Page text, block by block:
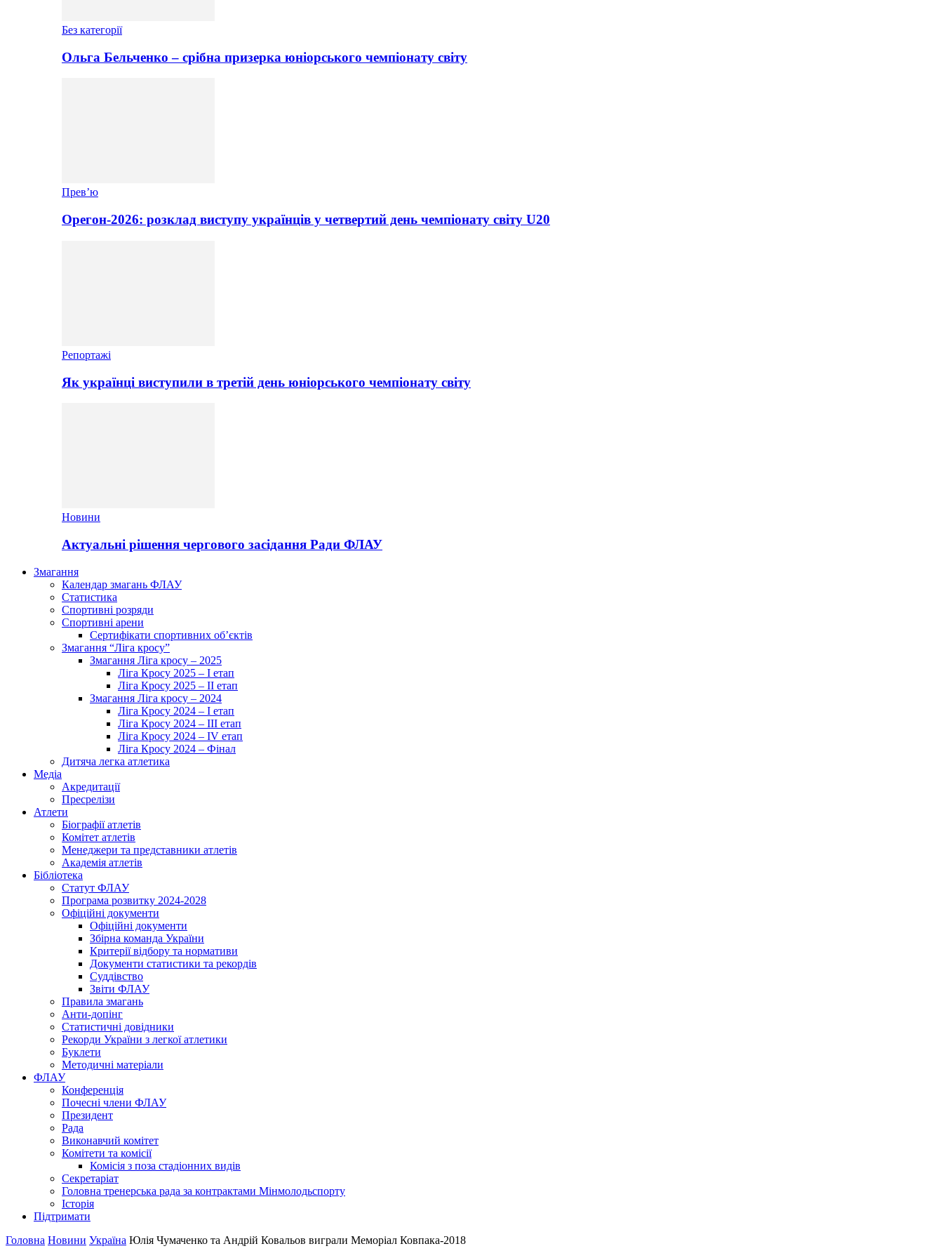
Без категорії
Ольга Бельченко – срібна призерка юніорського чемпіонату світу
Прев’ю
Орегон-2026: розклад виступу українців у четвертий день чемпіонату світу U20
Репортажі
Як українці виступили в третій день юніорського чемпіонату світу
Новини
Актуальні рішення чергового засідання Ради ФЛАУ
Змагання
Календар змагань ФЛАУ
Статистика
Спортивні розряди
Спортивні арени
Сертифікати спортивних об’єктів
Змагання “Ліга кросу”
Змагання Ліга кросу – 2025
Ліга Кросу 2025 – I етап
Ліга Кросу 2025 – II етап
Змагання Ліга кросу – 2024
Ліга Кросу 2024 – I етап
Ліга Кросу 2024 – III етап
Ліга Кросу 2024 – IV етап
Ліга Кросу 2024 – Фінал
Дитяча легка атлетика
Медіа
Акредитації
Пресрелізи
Атлети
Біографії атлетів
Комітет атлетів
Менеджери та представники атлетів
Академія атлетів
Бібліотека
Статут ФЛАУ
Програма розвитку 2024-2028
Офіційні документи
Офіційні документи
Збірна команда України
Критерії відбору та нормативи
Документи статистики та рекордів
Суддівство
Звіти ФЛАУ
Правила змагань
Анти-допінг
Статистичні довідники
Рекорди України з легкої атлетики
Буклети
Методичні матеріали
ФЛАУ
Конференція
Почесні члени ФЛАУ
Президент
Рада
Виконавчий комітет
Комітети та комісії
Комісія з поза стадіонних видів
Секретаріат
Головна тренерська рада за контрактами Мінмолодьспорту
Історія
Підтримати
Головна Новини Україна Юлія Чумаченко та Андрій Ковальов виграли Меморіал Ковпака-2018